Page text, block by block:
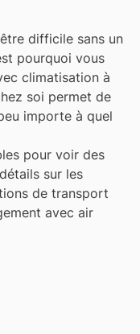
difficile sans un
pourquoi vous
climatisation à
soi permet de
importe à quel
pour voir des
sur les
de transport
avec air